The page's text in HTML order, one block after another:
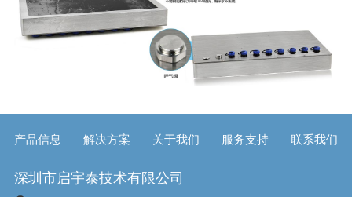
深圳市启宇泰技术有限公司
产品信息 解决方案 关于我们 服务支持 联系我们